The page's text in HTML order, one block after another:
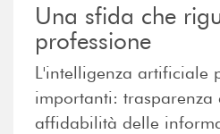
Una sfida che
professione
L'intelligenza artificiale
importanti: trasparenza
affidabilità delle